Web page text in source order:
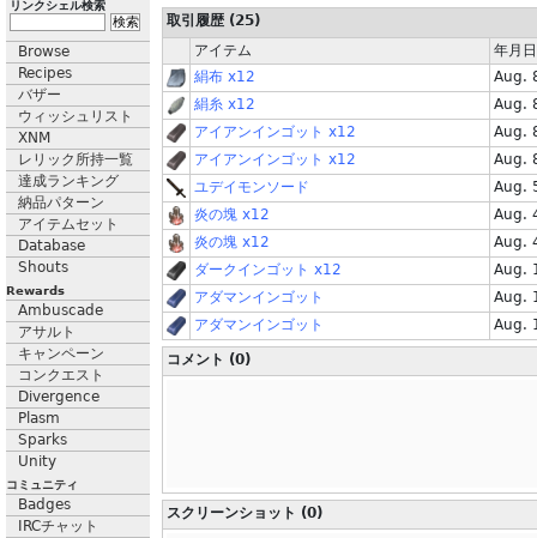
リンクシェル検索
Browse
Recipes
バザー
ウィッシュリスト
XNM
レリック所持一覧
達成ランキング
納品パターン
アイテムセット
Database
Shouts
Rewards
Ambuscade
アサルト
キャンペーン
コンクエスト
Divergence
Plasm
Sparks
Unity
コミュニティ
Badges
IRCチャット
取引履歴 (25)
アイテム
年月日
絹布 x12
Aug.
絹糸 x12
Aug.
アイアンインゴット x12
Aug.
アイアンインゴット x12
Aug.
ユデイモンソード
Aug.
炎の塊 x12
Aug.
炎の塊 x12
Aug.
ダークインゴット x12
Aug.
アダマンインゴット
Aug.
アダマンインゴット
Aug.
コメント (0)
スクリーンショット (0)